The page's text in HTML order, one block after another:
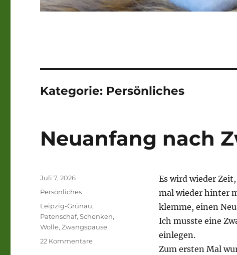
Kategorie: Persönliches
Neuanfang nach
Es wird wieder
mal wieder hinter
klemme, einen
Ich musste eine
einlegen.
Zum ersten Mal
Veröffentlicht
am
Juli 7, 2026
Kategorien
Persönliches
Schlagwörter
Leipzig-Grünau,
Patenschaf,Schenken,
Wolle,Zwangspause
22 Kommentarezu